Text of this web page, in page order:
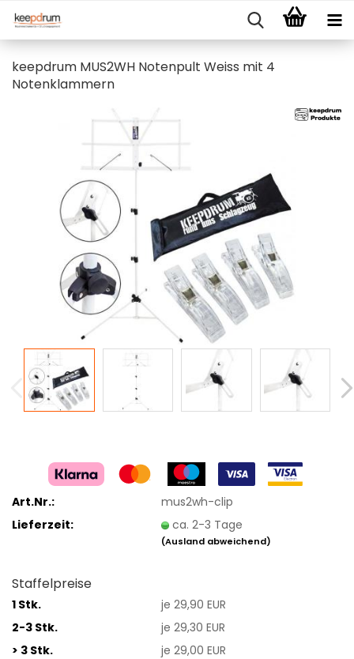
keepdrum MUS2WH Notenpult Weiss mit 4
Notenklammern
Art.Nr.:
mus2wh-clip
Lieferzeit:
ca. 2-3 Tage
(Ausland abweichend)
Staffelpreise
1 Stk.
je 29,90 EUR
2-3 Stk.
je 29,30 EUR
> 3 Stk.
je 29,00 EUR